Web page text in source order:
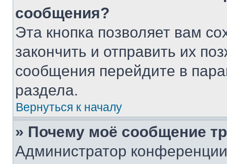
сообщения?
Эта кнопка позволяет вам
закончить и отправить их
сообщения перейдите в
раздела.
Вернуться к началу
» Почему моё сообщение
Администратор